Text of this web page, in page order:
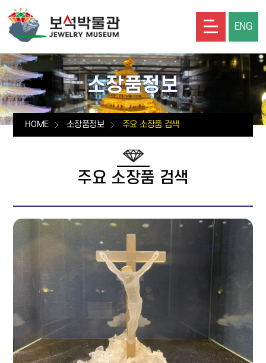
ENG
소장품정보
HOME 소장품정보 주요 소장품 검색
주요 소장품 검색